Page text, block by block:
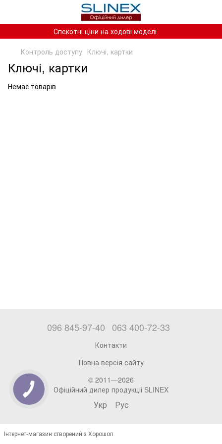
Спекотні ціни на ходові моделі
Контроль доступу Ключі, картки
Ключі, картки
Немає товарів
096 845-97-40 063 400-72-33
Контакти
Повна версія сайту
© 2011—2026
Офіційний дилер продукціі SLINEX
Укр Рус
Інтернет-магазин створений з Хорошоп